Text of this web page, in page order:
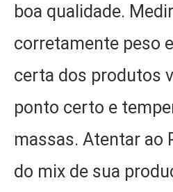
boa qualidade.
corretamente peso
certa dos produtos
ponto certo e
massas. Atentar ao
do mix de sua